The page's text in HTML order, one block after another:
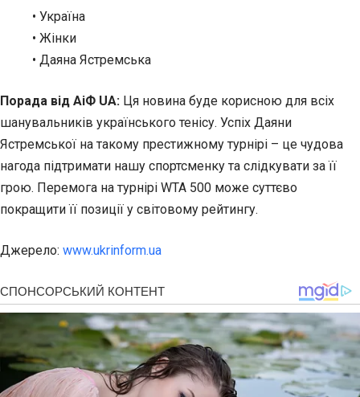
• Україна
• Жінки
• Даяна Ястремська
Порада від АіФ UA: Ця новина буде корисною для всіх
шанувальників українського тенісу. Успіх Даяни
Ястремської на такому престижному турнірі – це чудова
нагода підтримати нашу спортсменку та слідкувати за її
грою. Перемога на турнірі WTA 500 може суттєво
покращити її позиції у світовому рейтингу.
Джерело: www.ukrinform.ua